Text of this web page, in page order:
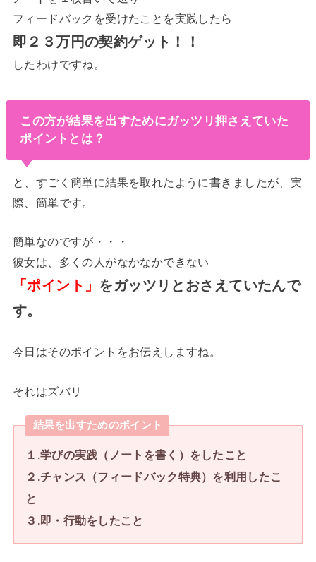
フィードバックを受けたことを実践したら
即２３万円の契約ゲット！！
したわけですね。
この方が結果を出すためにガッツリ押さえていた
ポイントとは？
と、すごく簡単に結果を取れたように書きましたが、実
際、簡単です。
簡単なのですが・・・
彼女は、多くの人がなかなかできない
「ポイント」 をガッツリとおさえていたんで
す。
今日はそのポイントをお伝えしますね。
それはズバリ
結果を出すためのポイント
１.学びの実践（ノートを書く）をしたこと
２.チャンス（フィードバック特典）を利用したこ
と
３.即・行動をしたこと